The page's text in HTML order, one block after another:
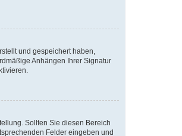
und gespeichert haben,
Anhängen Ihrer Signatur
Sollten Sie diesen Bereich
Felder eingeben und